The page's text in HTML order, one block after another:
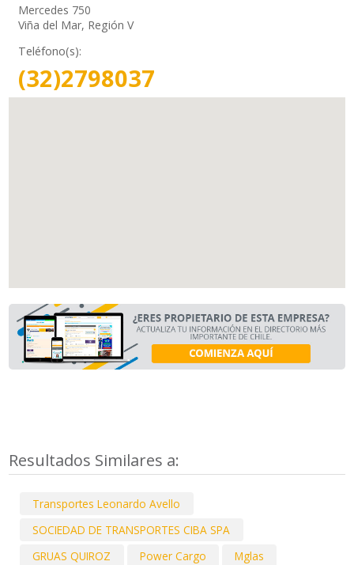
Mercedes 750
Viña del Mar, Región V
Teléfono(s):
(32)2798037
Resultados Similares a:
Transportes Leonardo Avello
SOCIEDAD DE TRANSPORTES CIBA SPA
GRUAS QUIROZ
Power Cargo Mglas